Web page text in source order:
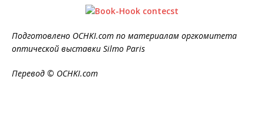
Подготовлено OCHKI.com по материалам оргкомитета
оптической выставки Silmo Paris
Перевод © OCHKI.com